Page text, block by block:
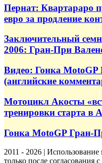
Пернат: Квартараро
евро за продление
Заключительный
2006: Гран-При
Видео: Гонка
(английские
Мотоцикл Акосты
тренировки старта в
Гонка MotoGP Гран-
2011 - 2026 | Использование
только после согласования